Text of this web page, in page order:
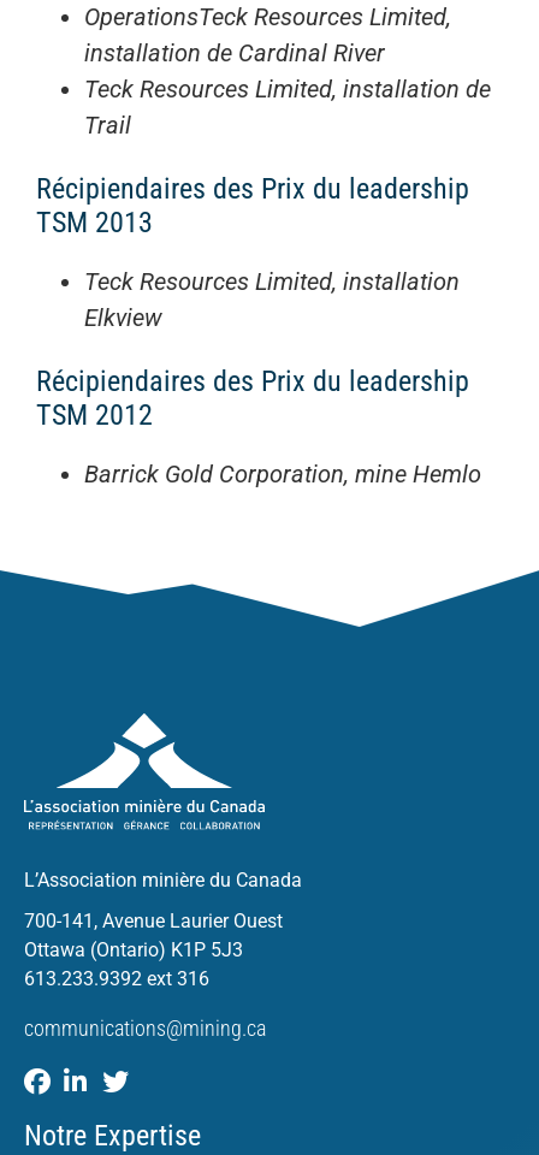
OperationsTeck Resources Limited,
installation de Cardinal River
Teck Resources Limited, installation de
Trail
Récipiendaires des Prix du leadership
TSM 2013
Teck Resources Limited, installation
Elkview
Récipiendaires des Prix du leadership
TSM 2012
Barrick Gold Corporation, mine Hemlo
L’Association minière du Canada
700-141, Avenue Laurier Ouest
Ottawa (Ontario) K1P 5J3
613.233.9392 ext 316
communications@mining.ca
Notre Expertise